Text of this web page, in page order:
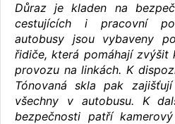
Důraz je kladen na
cestujících i pracovní
autobusy jsou vybaveny
řidiče, která pomáhají
provozu na linkách. K
Tónovaná skla pak
všechny v autobusu. K
bezpečnosti patří